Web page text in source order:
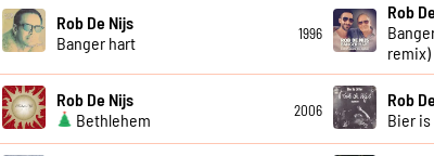
Rob De Nijs
Banger hart
1996
Rob
remix)
Rob De Nijs
Bethlehem
2006
Rob
Bier